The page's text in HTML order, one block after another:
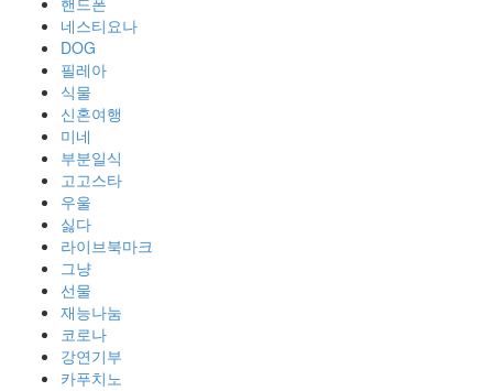
네스티요나
DOG
필레아
식물
신혼여행
미네
부분일식
고고스타
우울
싫다
라이브북마크
그냥
선물
재능나눔
코로나
강연기부
카푸치노